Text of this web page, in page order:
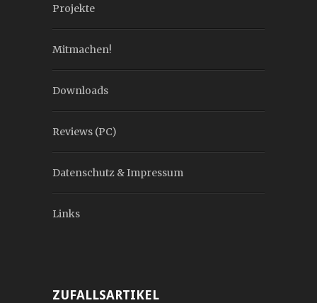
Projekte
Mitmachen!
Downloads
Reviews (PC)
Datenschutz & Impressum
Links
ZUFALLSARTIKEL